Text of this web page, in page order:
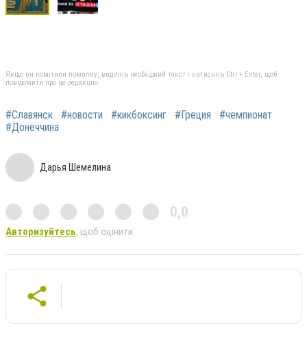
Якщо ви помітили помилку, виділіть необхідний текст і натисніть Ctrl + Enter, щоб
повідомити про це редакцію
#Славянск #новости #кикбоксинг #Греция
#чемпионат
#Донеччина
Дарья Шемелина
0,0
Авторизуйтесь, щоб оцінити